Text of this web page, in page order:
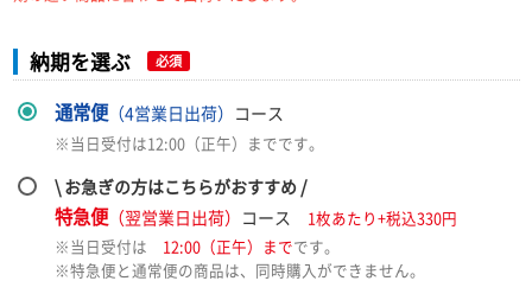
納期を選ぶ 必須
通常便（4営業日出荷） コース
※当日受付は12:00（正午）までです。
\ お急ぎの方はこちらがおすすめ /
特急便（翌営業日出荷） コース
1枚あたり+税込330円
※当日受付は 12:00（正午）までです。
※特急便と通常便の商品は、同時購入ができません。